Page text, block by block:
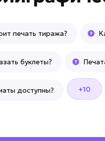
печать тиража?
буклеты?
доступны? +10